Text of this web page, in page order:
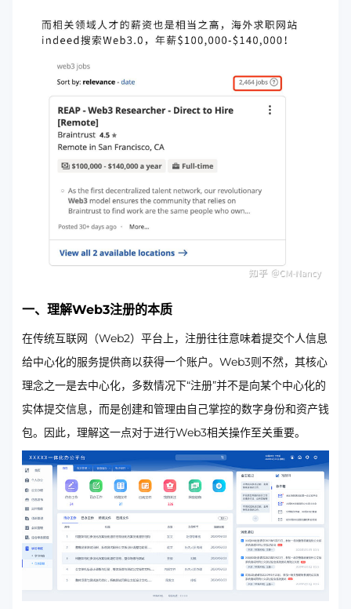
一、理解Web3注册的本质
在传统互联网（Web2）平台上，注册往往意味着提交个人信息
给中心化的服务提供商以获得一个账户。Web3则不然，其核心
理念之一是去中心化，多数情况下“注册”并不是向某个中心化的
实体提交信息，而是创建和管理由自己掌控的数字身份和资产钱
包。因此，理解这一点对于进行Web3相关操作至关重要。